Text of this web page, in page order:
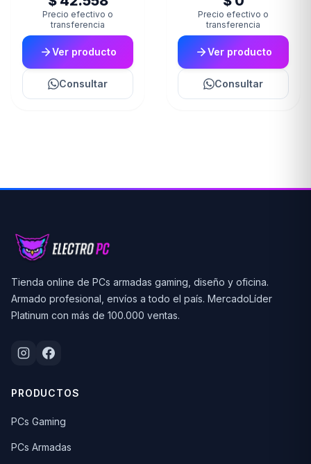
Precio efectivo o
transferencia
Ver producto
Consultar
Precio efectivo o
transferencia
Ver producto
Consultar
Tienda online de PCs armadas gaming, diseño y oficina.
Armado profesional, envíos a todo el país. MercadoLíder
Platinum con más de 100.000 ventas.
PRODUCTOS
PCs Gaming
PCs Armadas